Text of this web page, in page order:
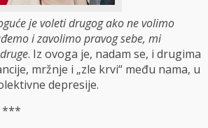
je voleti drugog ako ne volimo
i zavolimo pravog sebe, mi
. Iz ovoga je, nadam se, i drugima
mržnje i „zle krvi“ među nama, u
depresije.
***